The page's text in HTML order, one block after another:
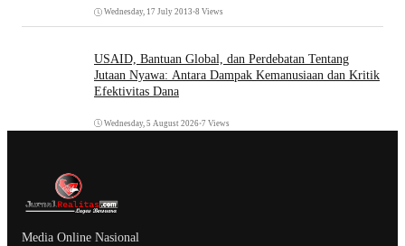
Wednesday, 17 July 2013 •8 Views
USAID, Bantuan Global, dan Perdebatan Tentang
Jutaan Nyawa: Antara Dampak Kemanusiaan dan Kritik
Efektivitas Dana
Wednesday, 5 August 2026•7 Views
Media Online Nasional